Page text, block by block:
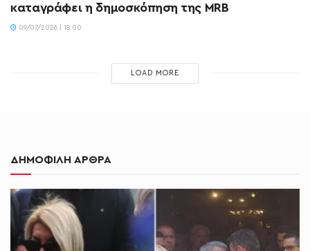
καταγράφει η δημοσκόπηση της MRB
09/07/2026 | 18:00
LOAD MORE
ΔΗΜΟΦΙΛΗ ΑΡΘΡΑ